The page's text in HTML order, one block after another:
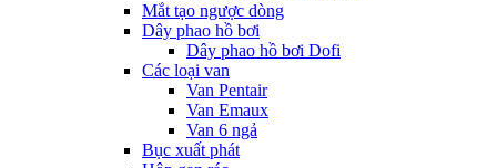
Mắt tạo ngược dòng
Dây phao hồ bơi
Dây phao hồ bơi Dofi
Các loại van
Van Pentair
Van Emaux
Van 6 ngả
Bục xuất phát